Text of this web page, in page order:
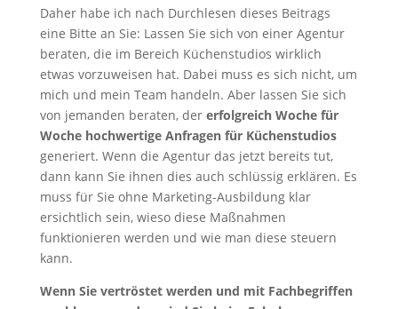
Daher habe ich nach Durchlesen dieses Beitrags
eine Bitte an Sie: Lassen Sie sich von einer Agentur
beraten, die im Bereich Küchenstudios wirklich
etwas vorzuweisen hat. Dabei muss es sich nicht, um
mich und mein Team handeln. Aber lassen Sie sich
von jemanden beraten, der erfolgreich Woche für
Woche hochwertige Anfragen für Küchenstudios
generiert. Wenn die Agentur das jetzt bereits tut,
dann kann Sie ihnen dies auch schlüssig erklären. Es
muss für Sie ohne Marketing-Ausbildung klar
ersichtlich sein, wieso diese Maßnahmen
funktionieren werden und wie man diese steuern
kann.
Wenn Sie vertröstet werden und mit Fachbegriffen